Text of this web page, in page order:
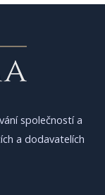
společností a
a dodavatelích